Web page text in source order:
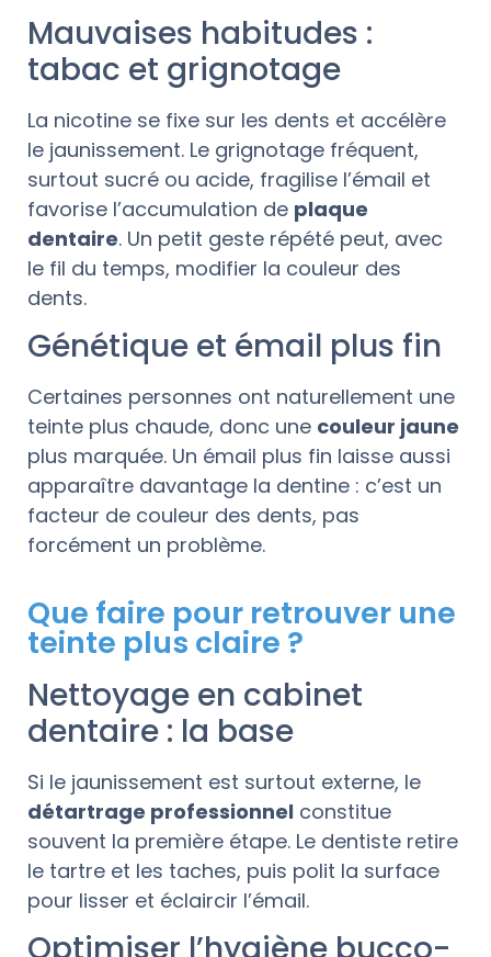
Mauvaises habitudes :
tabac et grignotage
La nicotine se fixe sur les dents et accélère
le jaunissement. Le grignotage fréquent,
surtout sucré ou acide, fragilise l’émail et
favorise l’accumulation de plaque
dentaire. Un petit geste répété peut, avec
le fil du temps, modifier la couleur des
dents.
Génétique et émail plus fin
Certaines personnes ont naturellement une
teinte plus chaude, donc une couleur jaune
plus marquée. Un émail plus fin laisse aussi
apparaître davantage la dentine : c’est un
facteur de couleur des dents, pas
forcément un problème.
Que faire pour retrouver une
teinte plus claire ?
Nettoyage en cabinet
dentaire : la base
Si le jaunissement est surtout externe, le
détartrage professionnel constitue
souvent la première étape. Le dentiste retire
le tartre et les taches, puis polit la surface
pour lisser et éclaircir l’émail.